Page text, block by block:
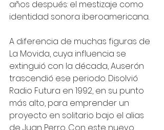
años después: el mestizaje como
identidad sonora iberoamericana.
A diferencia de muchas figuras de
La Movida, cuya influencia se
extinguió con la década, Auserón
trascendió ese periodo. Disolvió
Radio Futura en 1992, en su punto
más alto, para emprender un
proyecto en solitario bajo el alias
de Juan Perro. Con este nuevo